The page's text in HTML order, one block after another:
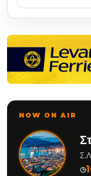
NOW ON AIR
◷